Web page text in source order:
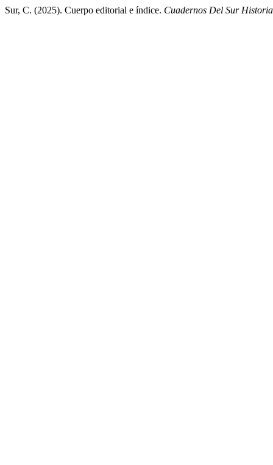
Sur, C. (2025). Cuerpo editorial e índice. Cuadernos Del Sur Historia